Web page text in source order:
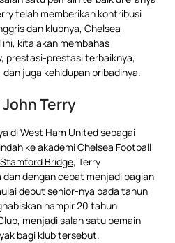
telah memberikan kontribusi
dan klubnya, Chelsea
kita akan membahas
prestasi-prestasi terbaiknya,
juga kehidupan pribadinya.
Terry
di West Ham United sebagai
ke akademi Chelsea Football
Stamford Bridge, Terry
dengan cepat menjadi bagian
debut senior-nya pada tahun
hampir 20 tahun
menjadi salah satu pemain
bagi klub tersebut.